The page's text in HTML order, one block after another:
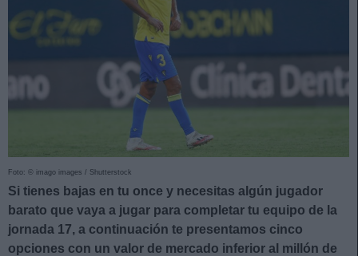
Foto: © imago images / Shutterstock
Si tienes bajas en tu once y necesitas algún jugador
barato que vaya a jugar para completar tu equipo de la
jornada 17, a continuación te presentamos cinco
opciones con un valor de mercado inferior al millón de